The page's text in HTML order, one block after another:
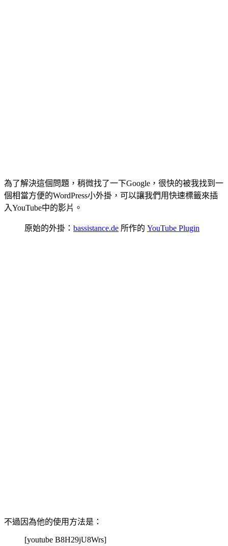
為了解決這個問題，稍微找了一下Google，很快的被我找到一
個相當方便的WordPress小外掛，可以讓我們用快速標籤來插
入YouTube中的影片。
原始的外掛： bassistance.de 所作的 YouTube Plugin
不過因為他的使用方法是：
[youtube B8H29jU8Wrs]